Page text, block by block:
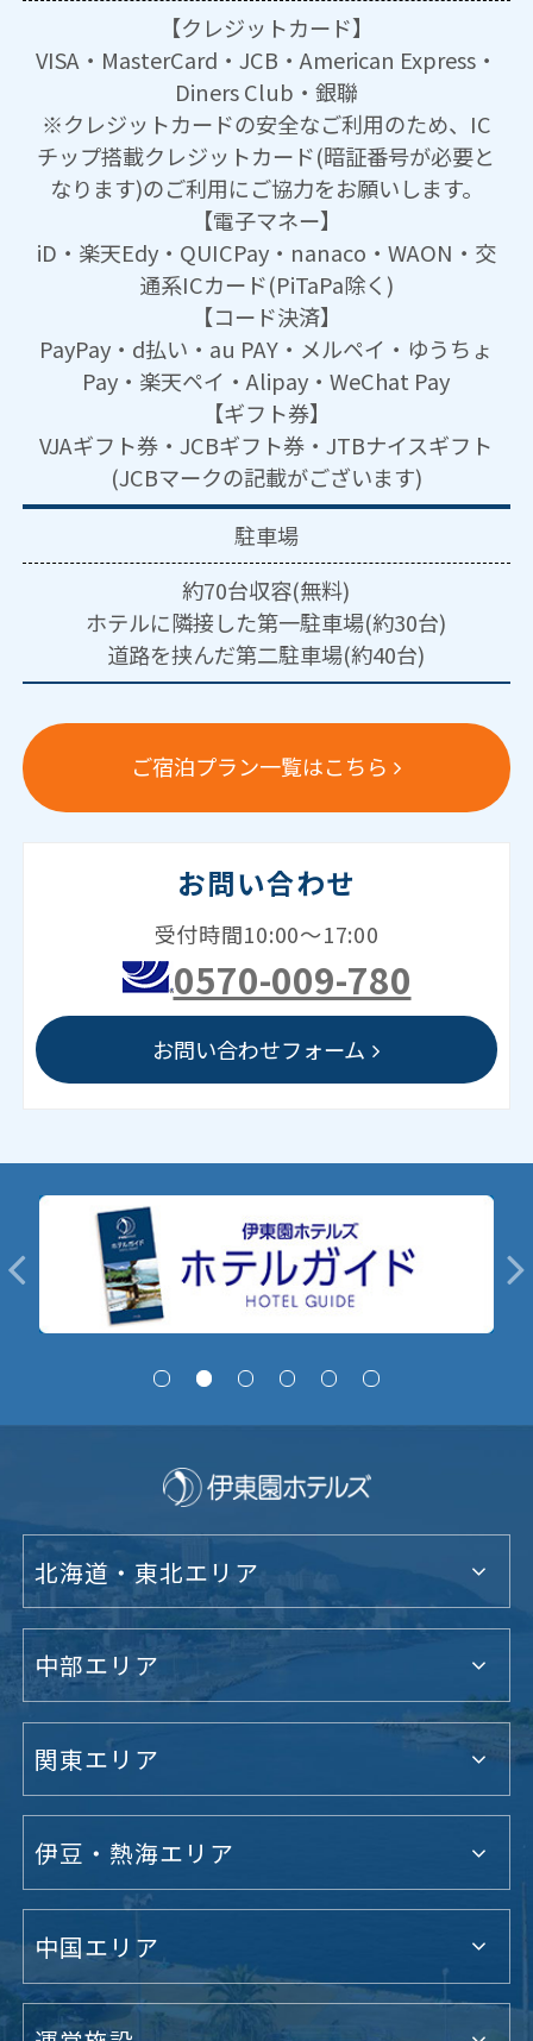
【クレジットカード】
VISA・MasterCard・JCB・American Express・
Diners Club・銀聯
※クレジットカードの安全なご利用のため、IC
チップ搭載クレジットカード(暗証番号が必要と
なります)のご利用にご協力をお願いします。
【電子マネー】
iD・楽天Edy・QUICPay・nanaco・WAON・交
通系ICカード(PiTaPa除く)
【コード決済】
PayPay・d払い・au PAY・メルペイ・ゆうちょ
Pay・楽天ペイ・Alipay・WeChat Pay
【ギフト券】
VJAギフト券・JCBギフト券・JTBナイスギフト
(JCBマークの記載がございます)
駐車場
約70台収容(無料)
ホテルに隣接した第一駐車場(約30台)
道路を挟んだ第二駐車場(約40台)
ご宿泊プラン一覧はこちら
お問い合わせ
受付時間10:00～17:00
0570-009-780
お問い合わせフォーム
北海道・東北エリア
中部エリア
関東エリア
伊豆・熱海エリア
中国エリア